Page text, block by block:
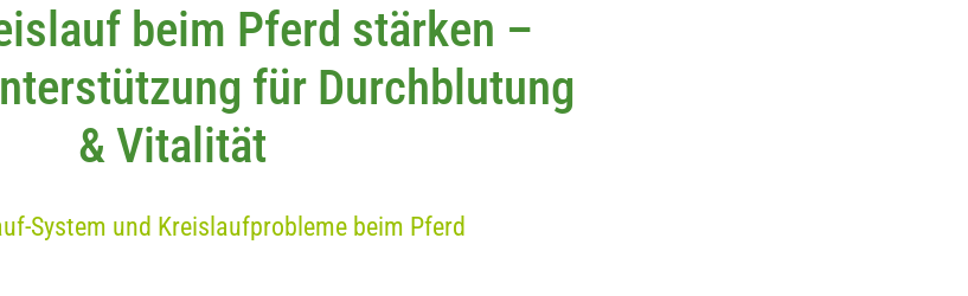
beim Pferd stärken –
für Durchblutung
& Vitalität
System und Kreislaufprobleme beim Pferd